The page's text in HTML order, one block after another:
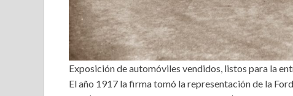
Exposición de automóviles vendidos, listos para la
El año 1917 la firma tomó la representación de la